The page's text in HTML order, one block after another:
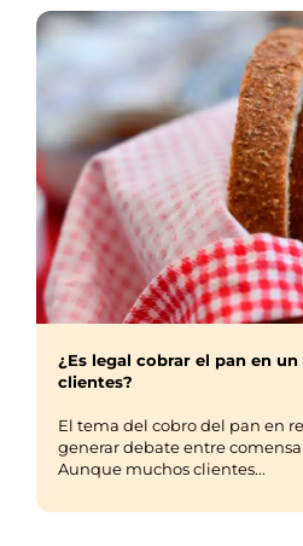
¿Es legal cobrar el pan en
clientes?
El tema del cobro del pan en
generar debate entre
Aunque muchos clientes...